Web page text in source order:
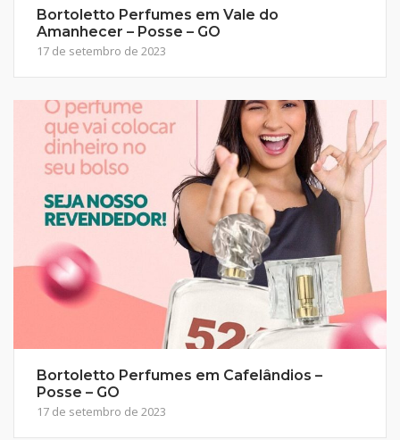
Bortoletto Perfumes em Vale do
Amanhecer – Posse – GO
17 de setembro de 2023
Bortoletto Perfumes em Cafelândios –
Posse – GO
17 de setembro de 2023